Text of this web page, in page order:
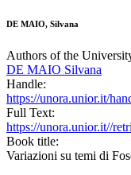
DE MAIO, Silvana
Authors of the
DE MAIO Silvana
Handle:
https://unora.unior.it/
Full Text:
https://unora.unior.it//
Book title:
Variazioni su temi di